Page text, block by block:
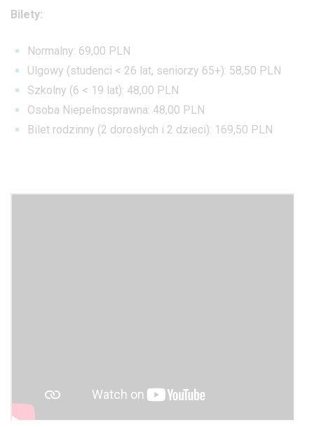
Bilety:
Normalny: 69,00 PLN
Ulgowy (studenci < 26 lat, seniorzy 65+): 58,50 PLN
Szkolny (6 < 19 lat): 48,00 PLN
Osoba Niepełnosprawna: 48,00 PLN
Bilet rodzinny (2 dorosłych i 2 dzieci): 169,50 PLN